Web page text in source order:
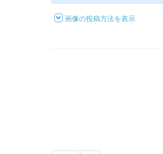
画像の投稿方法を表示